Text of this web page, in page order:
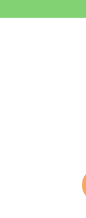
to